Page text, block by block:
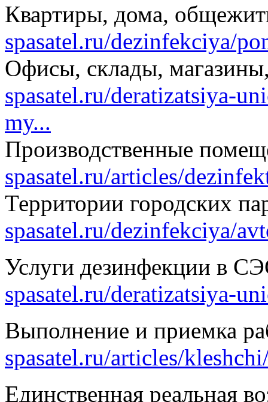
Квартиры, дома,
spasatel.ru/dezinfekciya/
Офисы, склады,
spasatel.ru/deratizatsiya-
my...
Производственные
spasatel.ru/articles/
Территории городских
spasatel.ru/dezinfekciya/
Услуги дезинфекции в
spasatel.ru/deratizatsiya-
Выполнение и приемка
spasatel.ru/articles/
Единственная реальная